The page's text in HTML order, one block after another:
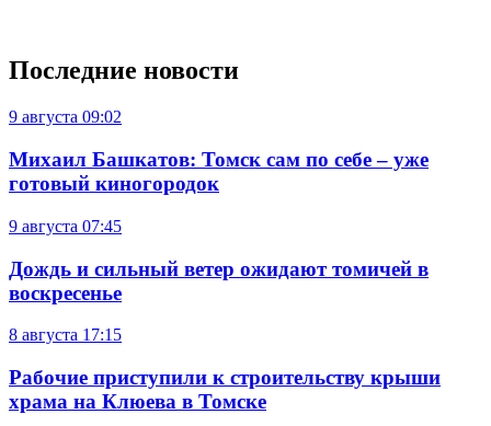
Последние новости
9 августа 09:02
Михаил Башкатов: Томск сам по себе – уже
готовый киногородок
9 августа 07:45
Дождь и сильный ветер ожидают томичей в
воскресенье
8 августа 17:15
Рабочие приступили к строительству крыши
храма на Клюева в Томске